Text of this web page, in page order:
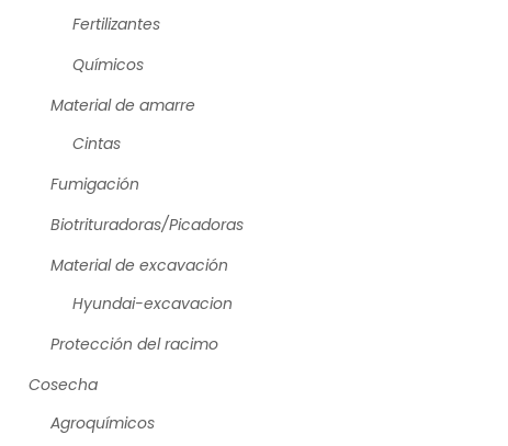
Fertilizantes
Químicos
Material de amarre
Cintas
Fumigación
Biotrituradoras/Picadoras
Material de excavación
Hyundai-excavacion
Protección del racimo
Cosecha
Agroquímicos